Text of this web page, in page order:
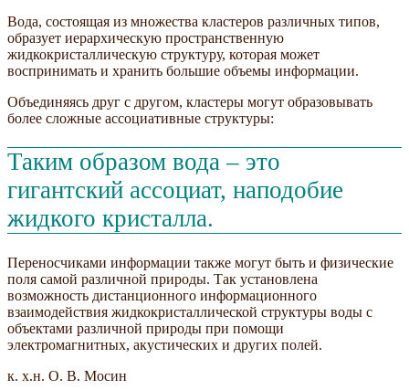
Вода, состоящая из множества кластеров различных типов,
образует иерархическую пространственную
жидкокристаллическую структуру, которая может
воспринимать и хранить большие объемы информации.
Объединяясь друг с другом, кластеры могут образовывать
более сложные ассоциативные структуры:
Таким образом вода – это
гигантский ассоциат, наподобие
жидкого кристалла.
Переносчиками информации также могут быть и физические
поля самой различной природы. Так установлена
возможность дистанционного информационного
взаимодействия жидкокристаллической структуры воды с
объектами различной природы при помощи
электромагнитных, акустических и других полей.
к. х.н. О. В. Мосин